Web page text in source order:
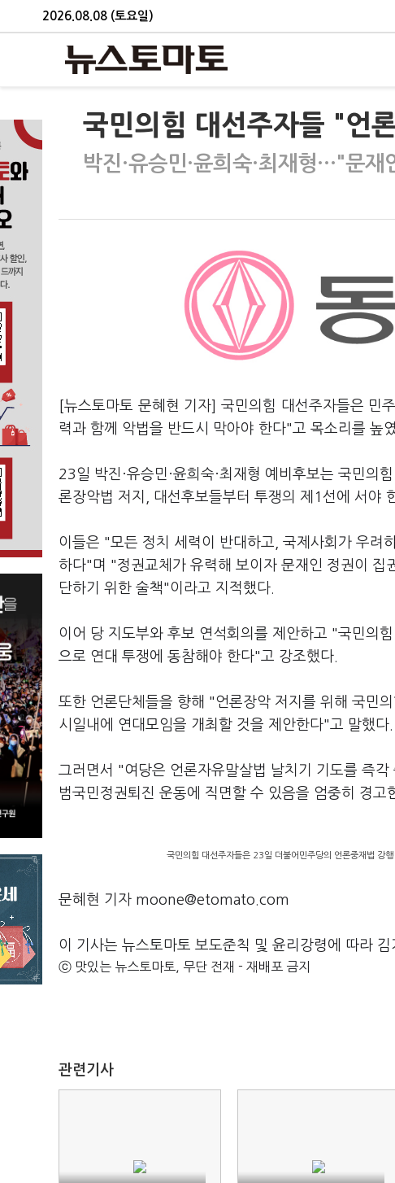
2026.08.08 (토요일)
국민의힘 대선주자들 "언
박진·유승민·윤희숙·최재형…"문
[뉴스토마토 문혜현 기자] 국민의힘 대선주자들은 민
력과 함께 악법을 반드시 막아야 한다"고 목소리를 높
23일 박진·유승민·윤희숙·최재형 예비후보는 국민의
론장악법 저지, 대선후보들부터 투쟁의 제1선에 서야
이들은 "모든 정치 세력이 반대하고, 국제사회가 우려
하다"며 "정권교체가 유력해 보이자 문재인 정권이 집
단하기 위한 술책"이라고 지적했다.
이어 당 지도부와 후보 연석회의를 제안하고 "국민의
으로 연대 투쟁에 동참해야 한다"고 강조했다.
또한 언론단체들을 향해 "언론장악 저지를 위해 국민
시일내에 연대모임을 개최할 것을 제안한다"고 말했다.
그러면서 "여당은 언론자유말살법 날치기 기도를 즉
범국민정권퇴진 운동에 직면할 수 있음을 엄중히 경고
국민의힘 대선주자들은 23일 더불어민주당의 언론중재법 강
문혜현 기자 moone@etomato.com
이 기사는 뉴스토마토 보도준칙 및 윤리강령에 따라
ⓒ 맛있는 뉴스토마토, 무단 전재 - 재배포 금지
관련기사